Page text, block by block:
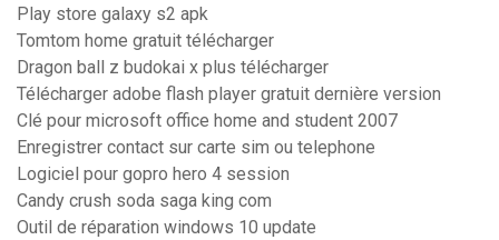
Play store galaxy s2 apk
Tomtom home gratuit télécharger
Dragon ball z budokai x plus télécharger
Télécharger adobe flash player gratuit dernière version
Clé pour microsoft office home and student 2007
Enregistrer contact sur carte sim ou telephone
Logiciel pour gopro hero 4 session
Candy crush soda saga king com
Outil de réparation windows 10 update